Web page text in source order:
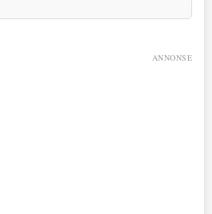
ANNONSE